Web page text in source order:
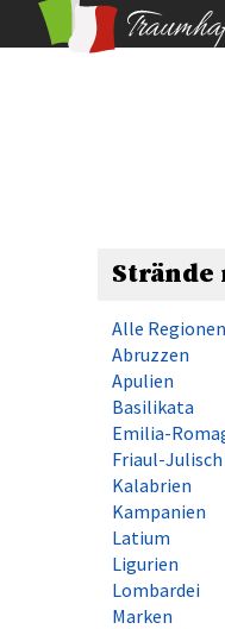
Strände
Alle Regionen
Abruzzen
Apulien
Basilikata
Emilia-
Friaul-
Kalabrien
Kampanien
Latium
Ligurien
Lombardei
Marken